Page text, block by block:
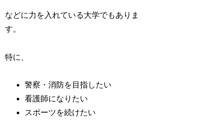
などに力を入れている大学でもありま
す。
特に、
警察・消防を目指したい
看護師になりたい
スポーツを続けたい